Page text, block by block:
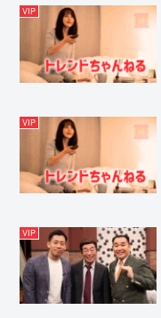
VIP
VIP
VIP